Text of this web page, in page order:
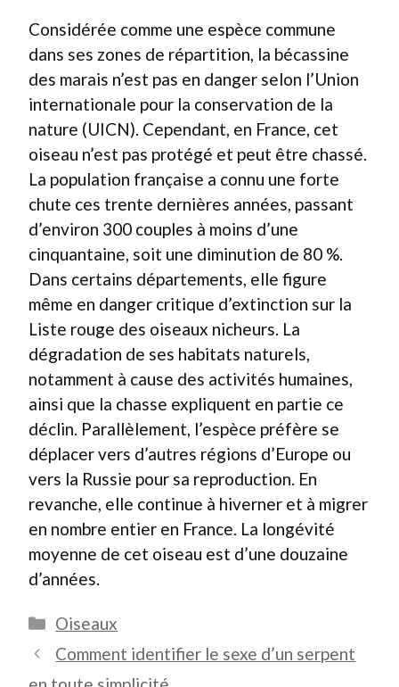
Considérée comme une espèce commune
dans ses zones de répartition, la bécassine
des marais n’est pas en danger selon l’Union
internationale pour la conservation de la
nature (UICN). Cependant, en France, cet
oiseau n’est pas protégé et peut être chassé.
La population française a connu une forte
chute ces trente dernières années, passant
d’environ 300 couples à moins d’une
cinquantaine, soit une diminution de 80 %.
Dans certains départements, elle figure
même en danger critique d’extinction sur la
Liste rouge des oiseaux nicheurs. La
dégradation de ses habitats naturels,
notamment à cause des activités humaines,
ainsi que la chasse expliquent en partie ce
déclin. Parallèlement, l’espèce préfère se
déplacer vers d’autres régions d’Europe ou
vers la Russie pour sa reproduction. En
revanche, elle continue à hiverner et à migrer
en nombre entier en France. La longévité
moyenne de cet oiseau est d’une douzaine
d’années.
Catégories
Oiseaux
Comment identifier le sexe d’un serpent